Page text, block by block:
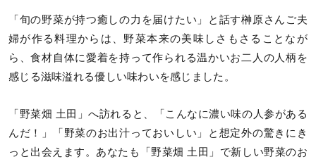
「旬の野菜が持つ癒しの力を届けたい」と話す榊原さんご夫
婦が作る料理からは、野菜本来の美味しさもさることなが
ら、食材自体に愛着を持って作られる温かいお二人の人柄を
感じる滋味溢れる優しい味わいを感じました。
「野菜畑 土田」へ訪れると、「こんなに濃い味の人参がある
んだ！」「野菜のお出汁っておいしい」と想定外の驚きにき
っと出会えます。あなたも「野菜畑 土田」で新しい野菜のお